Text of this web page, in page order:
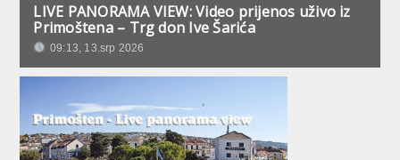
LIVE PANORAMA VIEW: Video prijenos uživo iz
Primoštena – Trg don Ive Šarića
09:13, 13.srp 2026